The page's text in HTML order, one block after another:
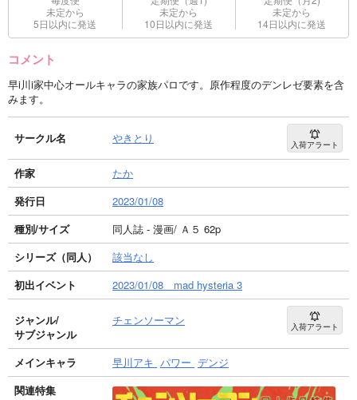
未定から
5日以内に発送
未定から
10日以内に発送
未定から
14日以内に発送
コメント
早i川i家中心オールキャラの家族パロです。原作程度のデンレゼ要素を含
みます。
サークル名 やきとり 入荷アラート
作家
たか
発行日
2023/01/08
種別/サイズ
同人誌 - 漫画/ Ａ５ 62p
シリーズ（同人）
該当なし
初出イベント
2023/01/08 mad hysteria 3
ジャンル/
サブジャンル
チェンソーマン 入荷アラート
メインキャラ 早川アキ パワー デンジ
関連特集